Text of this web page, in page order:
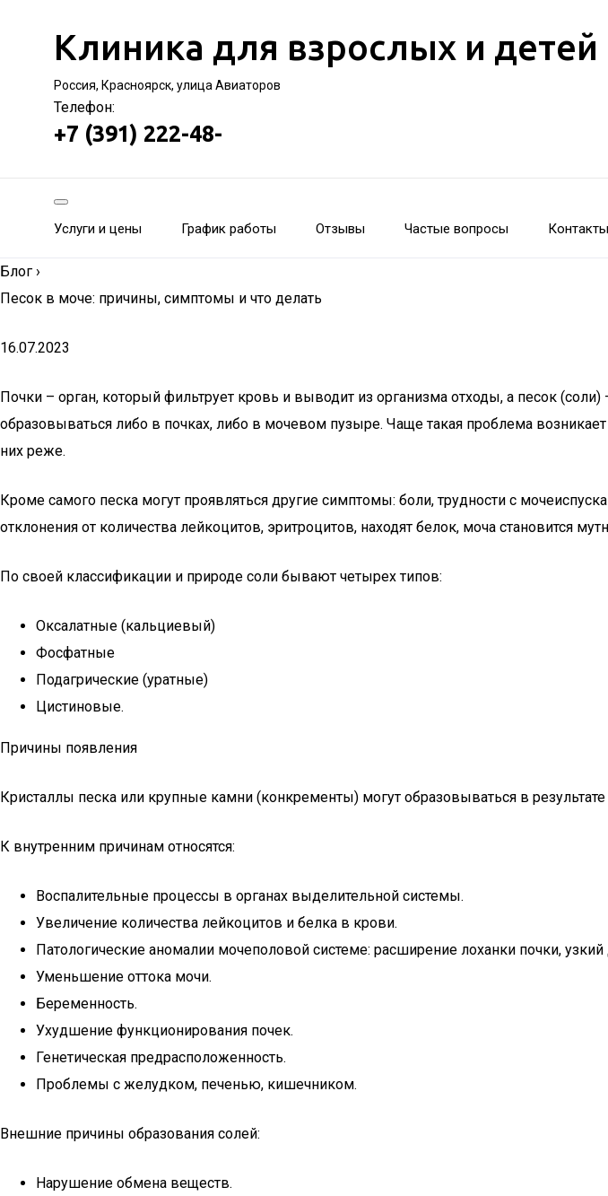
Клиника для взрослых и детей
Россия, Красноярск, улица Авиаторов
Телефон:
+7 (391) 222-48-
Услуги и цены График работы Отзывы Частые вопросы Контакты
Блог ›
Песок в моче: причины, симптомы и что делать
16.07.2023
Почки – орган, который фильтрует кровь и выводит из организма отходы, а песок
образовываться либо в почках, либо в мочевом пузыре. Чаще такая проблема
них реже.
Кроме самого песка могут проявляться другие симптомы: боли, трудности с
отклонения от количества лейкоцитов, эритроцитов, находят белок, моча становится
По своей классификации и природе соли бывают четырех типов:
Оксалатные (кальциевый)
Фосфатные
Подагрические (уратные)
Цистиновые.
Причины появления
Кристаллы песка или крупные камни (конкременты) могут образовываться в
К внутренним причинам относятся:
Воспалительные процессы в органах выделительной системы.
Увеличение количества лейкоцитов и белка в крови.
Патологические аномалии мочеполовой системе: расширение лоханки почки,
Уменьшение оттока мочи.
Беременность.
Ухудшение функционирования почек.
Генетическая предрасположенность.
Проблемы с желудком, печенью, кишечником.
Внешние причины образования солей:
Нарушение обмена веществ.